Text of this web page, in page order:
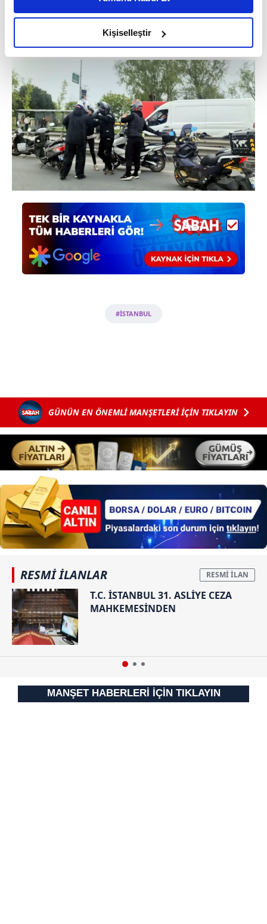
daha iyi reklam deneyimi yaşatabiliriz. Bunu yaparken
amacımızın size daha iyi bir reklam deneyimi sunmak
olduğunu ve sizlere en iyi içerikleri sunabilmek adına
elimizden gelen çabayı gösterdiğimizi ve bu noktada,
reklamların maliyetlerimizi karşılamak noktasında tek gelir
kalemimiz olduğunu sizlere hatırlatmak isteriz.
Her halükârda, kullanıcılar, bu çerezlere izin vermedikleri
takdirde, kullanıcılara hedefli reklamlar
gösterilmeyecektir."
Sizlere daha iyi bir hizmet sunabilmek için İnternet
Sitemizde kendimize ve üçüncü kişilere ait çerezler
kullanılmaktadır. Bu çerezler vasıtasıyla çeşitli kişisel
verileriniz işlenmekte olup gerekli olan çerezler bilgi
toplumu hizmetlerinin sunulması amacıyla
kullanılmaktadır. Diğer çerezler, sitemizin daha işlevsel
kılınması ve kişiselleştirilmesi ve sizlere yönelik
reklam/pazarlama faaliyetlerinin yapılması, amaçlarıyla
sınırlı olarak açık rızanız dahilinde kullanılacaktır.
vasıtasıyla belirleyebilirsiniz. Çerezlere ilişkin detaylı bilgi
ilgili mevzuata uygun olarak kullanılan çerezlerle ilgili bilgi
almak için lütfen tıklayınız.
Kişiselleştir
#İSTANBUL
GÜNÜN EN ÖNEMLİ MANŞETLERİ İÇİN TIKLAYIN
RESMİ İLANLAR
T.C. İSTANBUL 31. ASLİYE CEZA
MAHKEMESİNDEN
MANŞET HABERLERİ İÇİN TIKLAYIN